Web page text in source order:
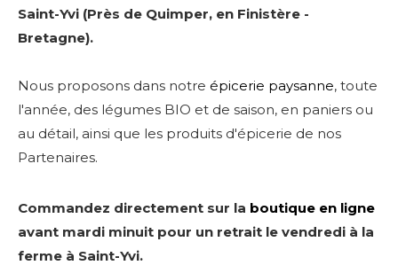
Saint-Yvi (Près de Quimper, en Finistère -
Bretagne).
Nous proposons dans notre épicerie paysanne, toute
l'année, des légumes BIO et de saison, en paniers ou
au détail, ainsi que les produits d'épicerie de nos
Partenaires.
Commandez directement sur la boutique en ligne
avant mardi minuit pour un retrait le vendredi à la
ferme à Saint-Yvi.